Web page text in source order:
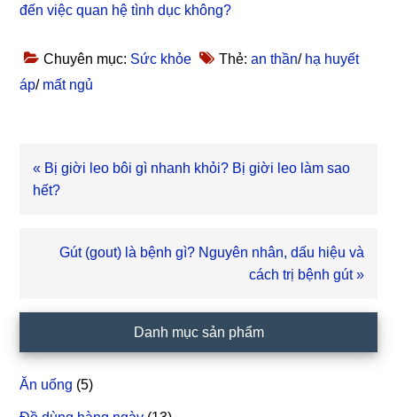
đến việc quan hệ tình dục không?
Chuyên mục: Sức khỏe Thẻ:an thần/ hạ huyết
áp/ mất ngủ
Bài
viết
« Bị giời leo bôi gì nhanh khỏi? Bị giời leo làm sao
hết?
Bài
Gút (gout) là bệnh gì? Nguyên nhân, dấu hiệu và
cách trị bệnh gút »
chính
Danh mục sản phẩm
Ăn uống (5)